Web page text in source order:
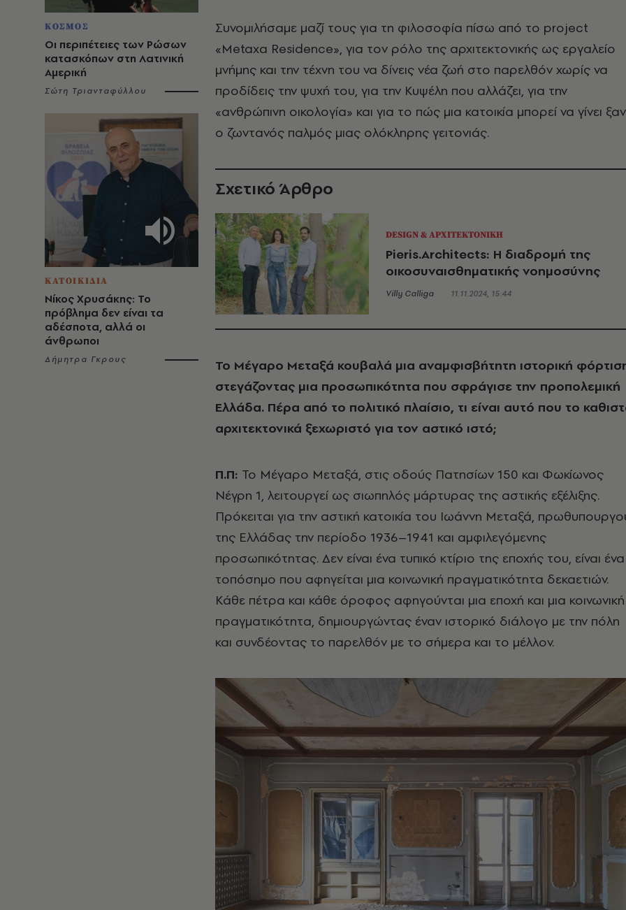
ΚΟΣΜΟΣ
Οι περιπέτειες των Ρώσων
κατασκόπων στη Λατινική
Αμερική
Σώτη Τριανταφύλλου
ΚΑΤΟΙΚΙΔΙΑ
Νίκος Χρυσάκης: Το
πρόβλημα δεν είναι τα
αδέσποτα, αλλά οι
άνθρωποι
Δήμητρα Γκρους
Συνομιλήσαμε μαζί τους για τη φιλοσοφία πίσω από το project
«Metaxa Residence», για τον ρόλο της αρχιτεκτονικής ως εργαλείο
μνήμης και την τέχνη του να δίνεις νέα ζωή στο παρελθόν χωρίς να
προδίδεις την ψυχή του, για την Κυψέλη που αλλάζει, για την
«ανθρώπινη οικολογία» και για το πώς μια κατοικία μπορεί να γίνει
ο ζωντανός παλμός μιας ολόκληρης γειτονιάς.
Σχετικό Άρθρο
DESIGN & ΑΡΧΙΤΕΚΤΟΝΙΚΗ
Pieris.Architects: Η διαδρομή της
οικοσυναισθηματικής νοημοσύνης
Villy Calliga 11.11.2024, 15:44
Το Μέγαρο Μεταξά κουβαλά μια αναμφισβήτητη ιστορική
στεγάζοντας μια προσωπικότητα που σφράγισε την προπολεμική
Ελλάδα. Πέρα από το πολιτικό πλαίσιο, τι είναι αυτό που το
αρχιτεκτονικά ξεχωριστό για τον αστικό ιστό;
Π.Π: Το Μέγαρο Μεταξά, στις οδούς Πατησίων 150 και Φωκίωνος
Νέγρη 1, λειτουργεί ως σιωπηλός μάρτυρας της αστικής εξέλιξης.
Πρόκειται για την αστική κατοικία του Ιωάννη Μεταξά,
της Ελλάδας την περίοδο 1936–1941 και αμφιλεγόμενης
προσωπικότητας. Δεν είναι ένα τυπικό κτίριο της εποχής του, είναι ένα
τοπόσημο που αφηγείται μια κοινωνική πραγματικότητα δεκαετιών.
Κάθε πέτρα και κάθε όροφος αφηγούνται μια εποχή και μια κοινωνική
πραγματικότητα, δημιουργώντας έναν ιστορικό διάλογο με την πόλη
και συνδέοντας το παρελθόν με το σήμερα και το μέλλον.